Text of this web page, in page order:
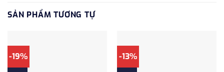
SẢN PHẨM TƯƠNG TỰ
-19% -13%